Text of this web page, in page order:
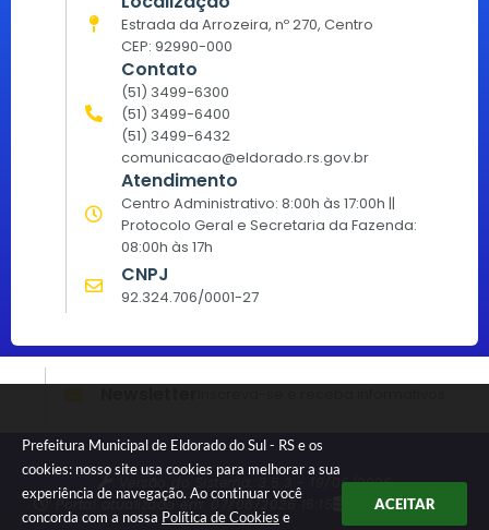
Prefeitura Municipal de Eldorado do Sul - RS e os
cookies: nosso site usa cookies para melhorar a sua
experiência de navegação. Ao continuar você
concorda com a nossa Política de Cookies e
ACEITAR
Estrada da Arrozeira, nº 270, Centro
CEP: 92990-000
Contato
(51) 3499-6300
(51) 3499-6400
(51) 3499-6432
comunicacao@eldorado.rs.gov.br
Atendimento
Centro Administrativo: 8:00h às 17:00h ||
Protocolo Geral e Secretaria da Fazenda:
08:00h às 17h
CNPJ
92.324.706/0001-27
Versão do Sistema:
3.5.3 - 19/06/2026
Portal atualizado em: 07/08/2026 15:15 Dados Abertos